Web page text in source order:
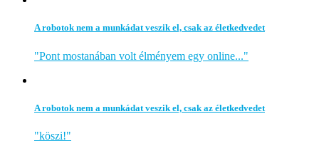
A robotok nem a munkádat veszik el, csak az életkedvedet
"Pont mostanában volt élményem egy online..."
A robotok nem a munkádat veszik el, csak az életkedvedet
"köszi!"